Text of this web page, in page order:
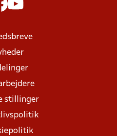
stillinger